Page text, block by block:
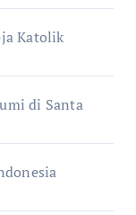
Katolik
di Santa